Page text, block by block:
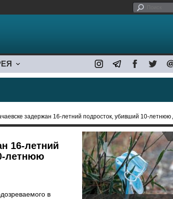
задержан 16-летний подросток, убивший 10-летнюю
16-летний
летнюю
в